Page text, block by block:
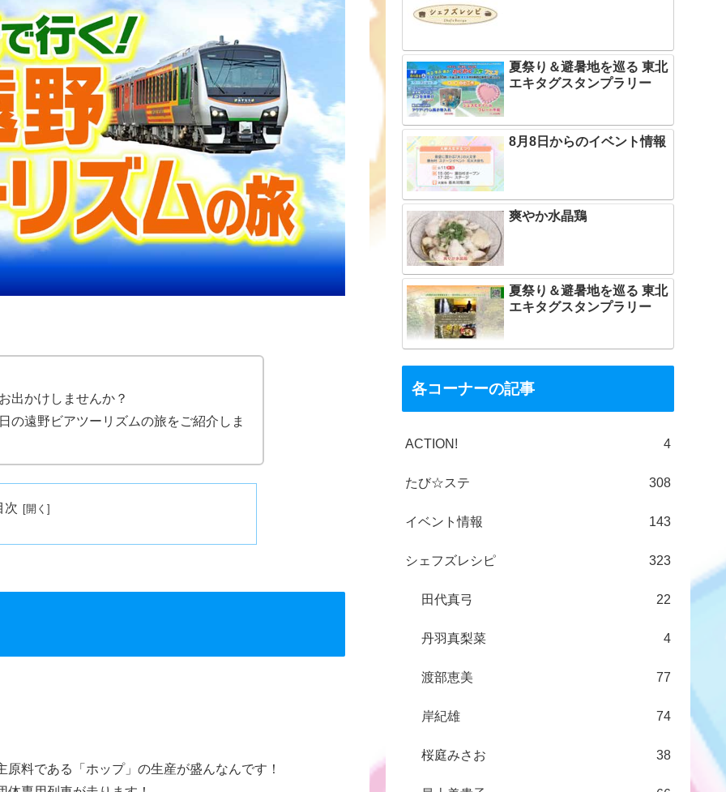
出かけしませんか？
の遠野ビアツーリズムの旅をご紹介しま
次
料である「ホップ」の生産が盛んなんです！
夏祭り＆避暑地を巡る 東北
エキタグスタンプラリー
8月8日からのイベント情報
爽やか水晶鶏
夏祭り＆避暑地を巡る 東北
エキタグスタンプラリー
各コーナーの記事
ACTION! 4
たび☆ステ 308
イベント情報 143
シェフズレシピ 323
田代真弓 22
丹羽真梨菜 4
渡部恵美 77
岸紀雄 74
桜庭みさお 38